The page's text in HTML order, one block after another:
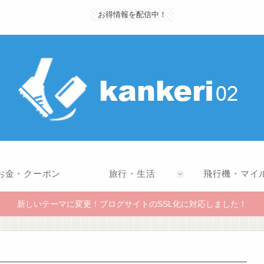
お得情報を配信中！
金・クーポン 旅行・生活 飛行機・マイ
新しいテーマに変更！ブログサイトのSSL化に対応しました！